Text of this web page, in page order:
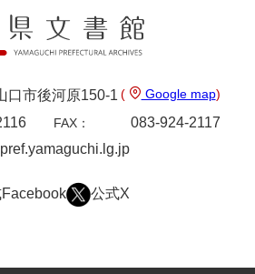
市後河原150-1 ( Google map)
FAX： 083-924-2117
公式X